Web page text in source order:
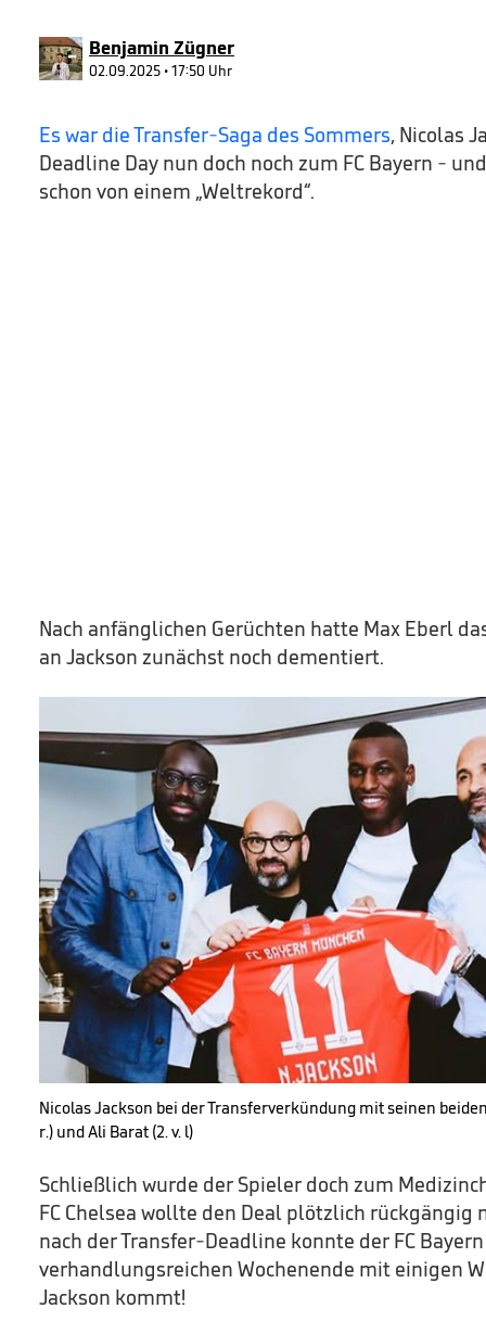
Benjamin Zügner
02.09.2025 • 17:50 Uhr
Es war die Transfer-Saga des Sommers, Nicolas
Deadline Day nun doch noch zum FC Bayern -
schon von einem „Weltrekord“.
Nach anfänglichen Gerüchten hatte Max Eberl
an Jackson zunächst noch dementiert.
Nicolas Jackson bei der Transferverkündung mit seinen
r.) und Ali Barat (2. v. l)
Schließlich wurde der Spieler doch zum
FC Chelsea wollte den Deal plötzlich rückgängig
nach der Transfer-Deadline konnte der FC
verhandlungsreichen Wochenende mit einigen
Jackson kommt!